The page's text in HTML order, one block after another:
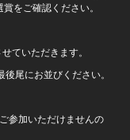
をご確認ください。
ていただきます。
尾にお並びください。
参加いただけませんの